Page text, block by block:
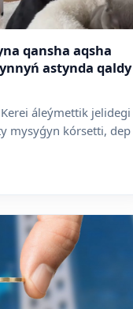
qansha aqsha
astynda qaldy
áleýmettik jelidegi
mysyǵyn kórsetti, dep